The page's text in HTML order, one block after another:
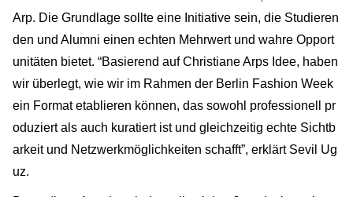
Arp. Die Grundlage sollte eine Initiative sein, die Studieren
den und Alumni einen echten Mehrwert und wahre Opport
unitäten bietet. “Basierend auf Christiane Arps Idee, haben
wir überlegt, wie wir im Rahmen der Berlin Fashion Week
ein Format etablieren können, das sowohl professionell pr
oduziert als auch kuratiert ist und gleichzeitig echte Sichtb
arkeit und Netzwerkmöglichkeiten schafft”, erklärt Sevil Ug
uz.